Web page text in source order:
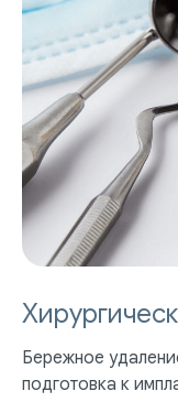
Бережное
подготовка к